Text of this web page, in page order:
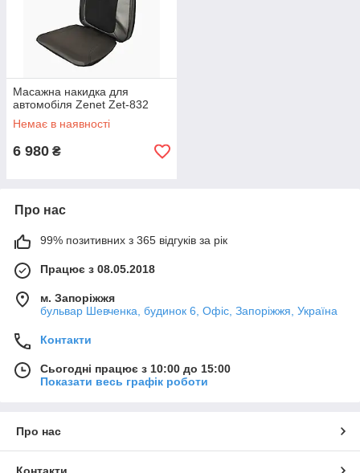
Масажна накидка для
автомобіля Zenet Zet-832
Немає в наявності
6 980 ₴
Про нас
99% позитивних з 365 відгуків за рік
Працює з 08.05.2018
м. Запоріжжя
бульвар Шевченка, будинок 6, Офіс, Запоріжжя, Україна
Контакти
Сьогодні працює з 10:00 до 15:00
Показати весь графік роботи
Про нас